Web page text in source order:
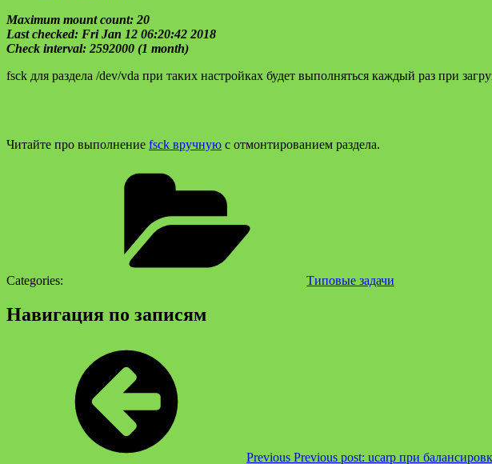
Maximum mount count: 20
Last checked: Fri Jan 12 06:20:42 2018
Check interval: 2592000 (1 month)
fsck для раздела /dev/vda при таких настройках будет выполняться каждый раз при
Читайте про выполнение fsck вручную с отмонтированием раздела.
Categories: Типовые задачи
Навигация по записям
Previous Previous post: ucarp при